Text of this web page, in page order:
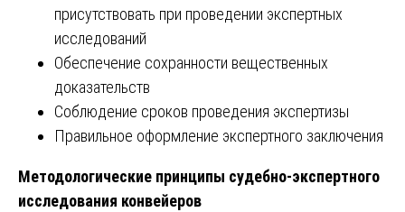
присутствовать при проведении экспертных
исследований
Обеспечение сохранности вещественных
доказательств
Соблюдение сроков проведения экспертизы
Правильное оформление экспертного заключения
Методологические принципы судебно-экспертного
исследования конвейеров